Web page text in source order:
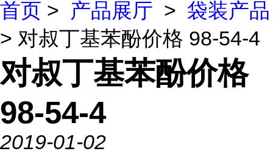
首页 > 产品展厅 > 袋装产品
> 对叔丁基苯酚价格 98-54-4
对叔丁基苯酚价格
98-54-4
2019-01-02